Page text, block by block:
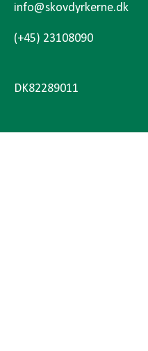
info@skovdyrkerne.dk
(+45) 23108090
DK82289011